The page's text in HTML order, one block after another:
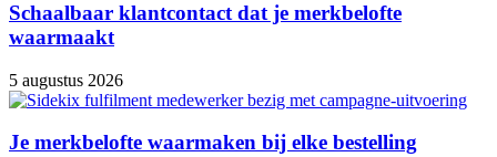
Schaalbaar klantcontact dat je merkbelofte
waarmaakt
5 augustus 2026
Je merkbelofte waarmaken bij elke bestelling